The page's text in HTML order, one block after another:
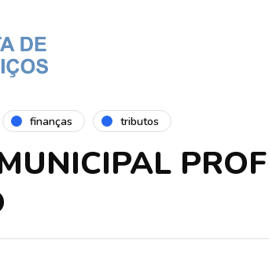
finanças tributos